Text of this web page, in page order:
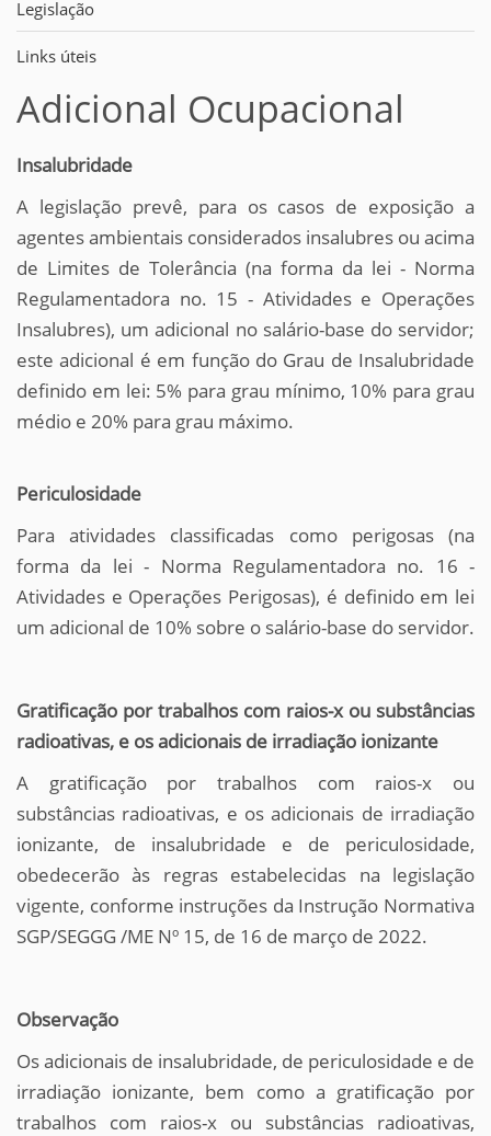
Legislação
Links úteis
Adicional Ocupacional
Insalubridade
A legislação prevê, para os casos de exposição a
agentes ambientais considerados insalubres ou acima
de Limites de Tolerância (na forma da lei - Norma
Regulamentadora no. 15 - Atividades e Operações
Insalubres), um adicional no salário-base do servidor;
este adicional é em função do Grau de Insalubridade
definido em lei: 5% para grau mínimo, 10% para grau
médio e 20% para grau máximo.
Periculosidade
Para atividades classificadas como perigosas (na
forma da lei - Norma Regulamentadora no. 16 -
Atividades e Operações Perigosas), é definido em lei
um adicional de 10% sobre o salário-base do servidor.
Gratificação por trabalhos com raios-x ou substâncias
radioativas, e os adicionais de irradiação ionizante
A gratificação por trabalhos com raios-x ou
substâncias radioativas, e os adicionais de irradiação
ionizante, de insalubridade e de periculosidade,
obedecerão às regras estabelecidas na legislação
vigente, conforme instruções da Instrução Normativa
SGP/SEGGG /ME Nº 15, de 16 de março de 2022.
Observação
Os adicionais de insalubridade, de periculosidade e de
irradiação ionizante, bem como a gratificação por
trabalhos com raios-x ou substâncias radioativas,